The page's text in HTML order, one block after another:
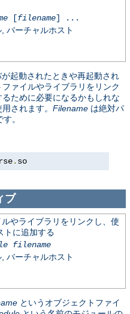
[filename] ...
バーチャルホスト
起動されたときや再起動され
ァイルやライブラリをリンク
ために必要になるかもしれな
されます。 Filename は絶対パ
。
. so
ブ
やライブラリをリンクし、使
トに追加する
filename
バーチャルホスト
というオブジェクトファイ